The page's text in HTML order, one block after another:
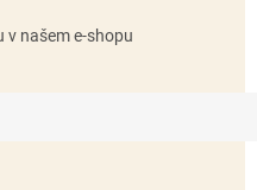
v našem e-shopu